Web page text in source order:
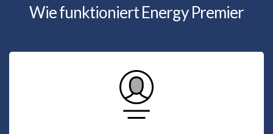
Wie funktioniert Energy Premier